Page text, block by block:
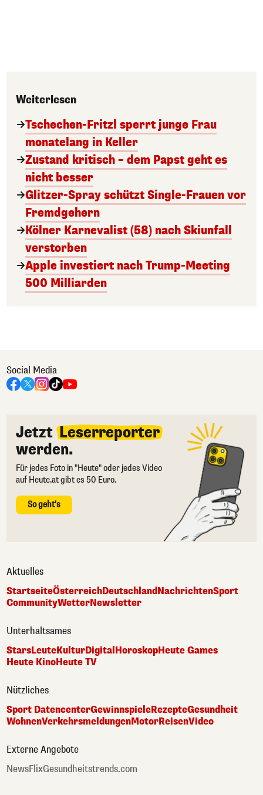
Weiterlesen
Tschechen-Fritzl sperrt junge Frau
monatelang in Keller
Zustand kritisch – dem Papst geht es
nicht besser
Glitzer-Spray schützt Single-Frauen vor
Fremdgehern
Kölner Karnevalist (58) nach Skiunfall
verstorben
Apple investiert nach Trump-Meeting
500 Milliarden
Social Media
Jetzt Leserreporter
werden.
Für jedes Foto in "Heute" oder jedes Video
auf Heute.at gibt es 50 Euro.
So geht's
Aktuelles
StartseiteÖsterreichDeutschlandNachrichtenSport
CommunityWetterNewsletter
Unterhaltsames
StarsLeuteKulturDigital HoroskopHeute Games
Heute KinoHeute TV
Nützliches
Sport DatencenterGewinnspieleRezepteGesundheit
WohnenVerkehrsmeldungenMotorReisenVideo
Externe Angebote
NewsFlixGesundheitstrends.com